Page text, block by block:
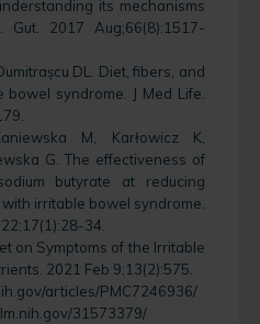
its mechanisms
2017 Aug;66(8):1517-
DL. Diet, fibers, and
syndrome. J Med Life.
M, Karłowicz K,
G. The effectiveness of
butyrate at reducing
irritable bowel syndrome.
34.
on Symptoms of the Irritable
2021 Feb 9;13(2):575.
articles/PMC7246936/
31573379/